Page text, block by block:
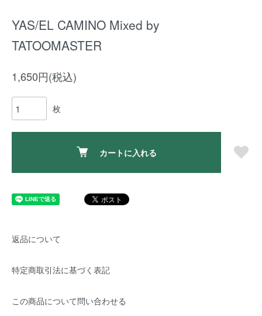
YAS/EL CAMINO Mixed by
TATOOMASTER
1,650円(税込)
枚
カートに入れる
返品について
特定商取引法に基づく表記
この商品について問い合わせる